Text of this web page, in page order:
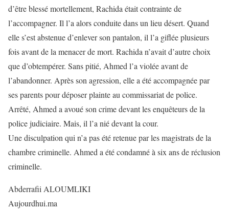
d’être blessé mortellement, Rachida était contrainte de
l’accompagner. Il l’a alors conduite dans un lieu désert. Quand
elle s’est abstenue d’enlever son pantalon, il l’a giflée plusieurs
fois avant de la menacer de mort. Rachida n’avait d’autre choix
que d’obtempérer. Sans pitié, Ahmed l’a violée avant de
l’abandonner. Après son agression, elle a été accompagnée par
ses parents pour déposer plainte au commissariat de police.
Arrêté, Ahmed a avoué son crime devant les enquêteurs de la
police judiciaire. Mais, il l’a nié devant la cour.
Une disculpation qui n’a pas été retenue par les magistrats de la
chambre criminelle. Ahmed a été condamné à six ans de réclusion
criminelle.
Abderrafii ALOUMLIKI
Aujourdhui.ma